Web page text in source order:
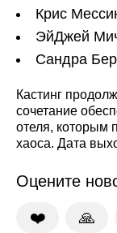
Крис
ЭйДжей
Сандра
Кастинг
сочетание
отеля, которым
хаоса. Дата
Оцените
❤️ 🙏